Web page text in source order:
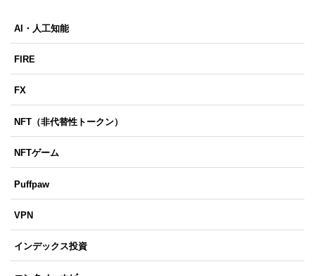
AI・人工知能
FIRE
FX
NFT（非代替性トークン）
NFTゲーム
Puffpaw
VPN
インデックス投資